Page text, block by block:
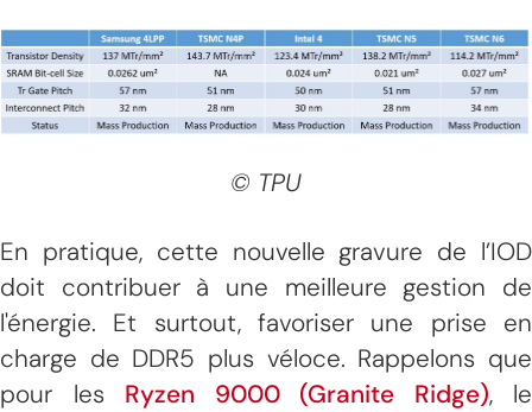
© TPU
En pratique, cette nouvelle gravure de l’IOD
doit contribuer à une meilleure gestion de
l'énergie. Et surtout, favoriser une prise en
charge de DDR5 plus véloce. Rappelons que
pour les Ryzen 9000 (Granite Ridge), le